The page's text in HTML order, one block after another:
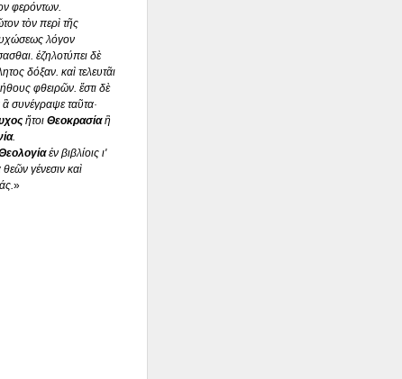
φερόντων.
τὸν περὶ τῆς
λόγον
ἐζηλοτύπει δὲ
δόξαν. καὶ τελευτᾶι
φθειρῶν. ἔστι δὲ
συνέγραψε ταῦτα·
ἤτοι Θεοκρασίαἢ
.
ἐν βιβλίοις ι'
γένεσιν καὶ
»